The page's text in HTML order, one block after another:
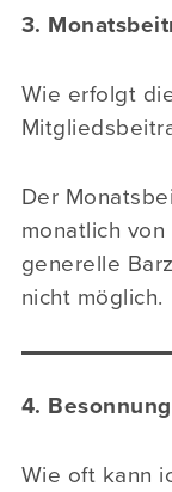
3.
Wie erfolgt
Der
monatlich
generelle
nicht möglich.
4. Besonnung
Wie oft kann